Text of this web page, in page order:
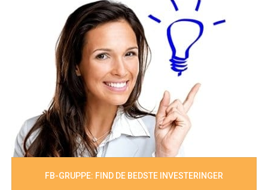
FB-GRUPPE: FIND DE BEDSTE INVESTERINGER